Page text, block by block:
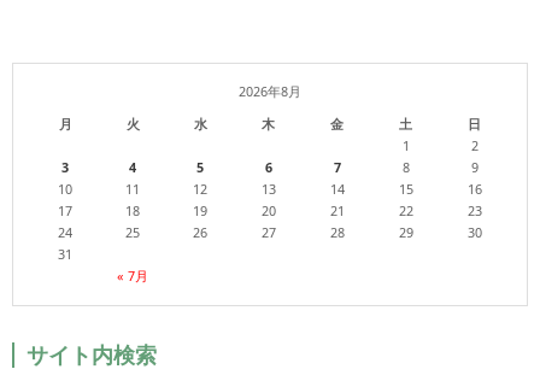
2026年8月
月
火 水 木 金 土 日
« 7月
1
2
3
4 5 6 7 8
9
10
11 12 13 14 15
16
17
18 19 20 21 22
23
24
25 26 27 28 29
30
31
サイト内検索